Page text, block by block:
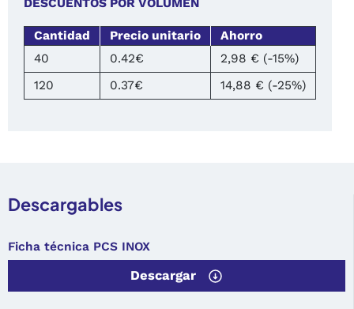
DESCUENTOS POR VOLUMEN
Cantidad Precio unitario
Ahorro
40
0.42€
2,98 € (-15%)
120
0.37€ 14,88 € (-25%)
Descargables
Ficha técnica PCS INOX
Descargar